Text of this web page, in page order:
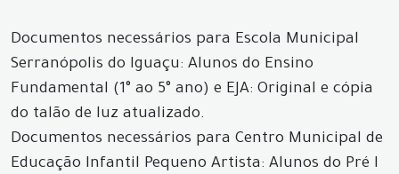
Documentos necessários para Escola Municipal
Serranópolis do Iguaçu: Alunos do Ensino
Fundamental (1° ao 5° ano) e EJA: Original e cópia
do talão de luz atualizado.
Documentos necessários para Centro Municipal de
Educação Infantil Pequeno Artista: Alunos do Pré I